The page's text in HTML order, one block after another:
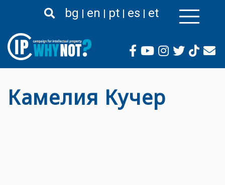
edasi
juurde
bg en pt es et
Камелия Кучер